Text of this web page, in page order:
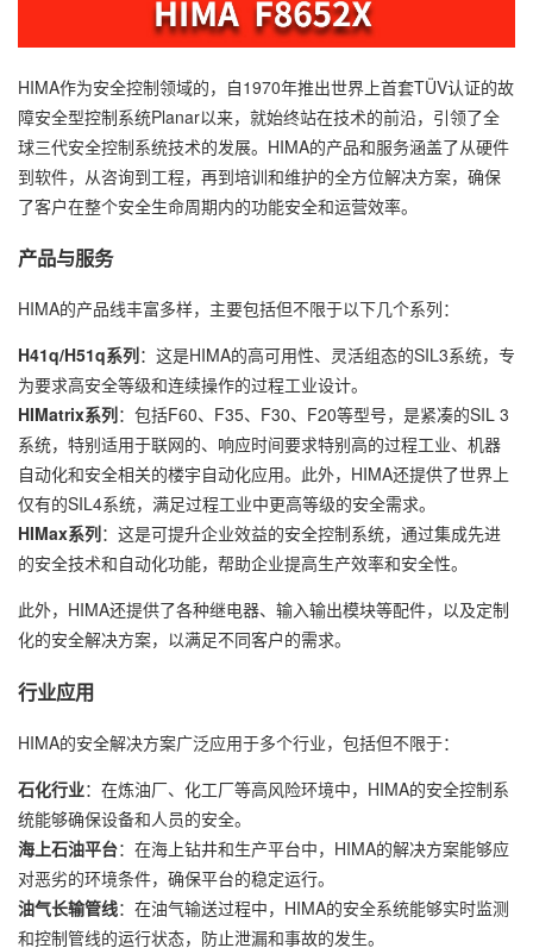
HIMA作为安全控制领域的，自1970年推出世界上首套TÜV认证的故
障安全型控制系统Planar以来，就始终站在技术的前沿，引领了全
球三代安全控制系统技术的发展。HIMA的产品和服务涵盖了从硬件
到软件，从咨询到工程，再到培训和维护的全方位解决方案，确保
了客户在整个安全生命周期内的功能安全和运营效率。
产品与服务
HIMA的产品线丰富多样，主要包括但不限于以下几个系列：
H41q/H51q系列：这是HIMA的高可用性、灵活组态的SIL3系统，专
为要求高安全等级和连续操作的过程工业设计。
HIMatrix系列：包括F60、F35、F30、F20等型号，是紧凑的SIL 3
系统，特别适用于联网的、响应时间要求特别高的过程工业、机器
自动化和安全相关的楼宇自动化应用。此外，HIMA还提供了世界上
仅有的SIL4系统，满足过程工业中更高等级的安全需求。
HIMax系列：这是可提升企业效益的安全控制系统，通过集成先进
的安全技术和自动化功能，帮助企业提高生产效率和安全性。
此外，HIMA还提供了各种继电器、输入输出模块等配件，以及定制
化的安全解决方案，以满足不同客户的需求。
行业应用
HIMA的安全解决方案广泛应用于多个行业，包括但不限于：
石化行业：在炼油厂、化工厂等高风险环境中，HIMA的安全控制系
统能够确保设备和人员的安全。
海上石油平台：在海上钻井和生产平台中，HIMA的解决方案能够应
对恶劣的环境条件，确保平台的稳定运行。
油气长输管线：在油气输送过程中，HIMA的安全系统能够实时监测
和控制管线的运行状态，防止泄漏和事故的发生。